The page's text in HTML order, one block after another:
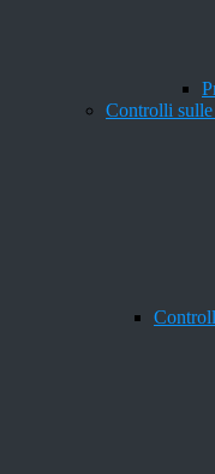
Controlli sulle